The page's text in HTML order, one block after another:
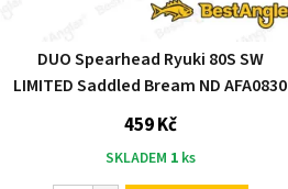
DUO Spearhead Ryuki 80S SW
LIMITED Saddled Bream ND AFA0830
459 Kč
SKLADEM 1 ks